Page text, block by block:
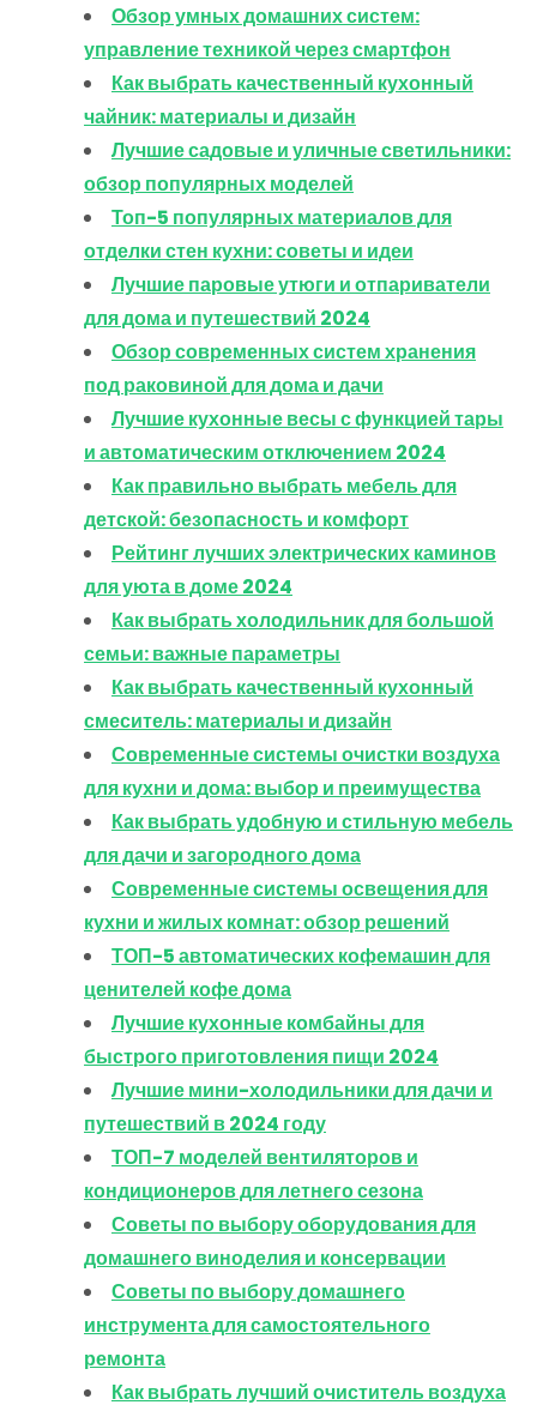
Обзор умных домашних систем:
управление техникой через смартфон
Как выбрать качественный кухонный
чайник: материалы и дизайн
Лучшие садовые и уличные светильники:
обзор популярных моделей
Топ-5 популярных материалов для
отделки стен кухни: советы и идеи
Лучшие паровые утюги и отпариватели
для дома и путешествий 2024
Обзор современных систем хранения
под раковиной для дома и дачи
Лучшие кухонные весы с функцией тары
и автоматическим отключением 2024
Как правильно выбрать мебель для
детской: безопасность и комфорт
Рейтинг лучших электрических каминов
для уюта в доме 2024
Как выбрать холодильник для большой
семьи: важные параметры
Как выбрать качественный кухонный
смеситель: материалы и дизайн
Современные системы очистки воздуха
для кухни и дома: выбор и преимущества
Как выбрать удобную и стильную мебель
для дачи и загородного дома
Современные системы освещения для
кухни и жилых комнат: обзор решений
ТОП-5 автоматических кофемашин для
ценителей кофе дома
Лучшие кухонные комбайны для
быстрого приготовления пищи 2024
Лучшие мини-холодильники для дачи и
путешествий в 2024 году
ТОП-7 моделей вентиляторов и
кондиционеров для летнего сезона
Советы по выбору оборудования для
домашнего виноделия и консервации
Советы по выбору домашнего
инструмента для самостоятельного
ремонта
Как выбрать лучший очиститель воздуха